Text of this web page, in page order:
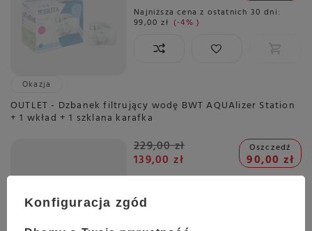
Najniższa cena z ostatnich 30 dni:
99,00 zł -4%
Okazja
OUTLET - Dzbanek filtrujący wodę BWT AQUAlizer Station
+ 1 wkład + 1 szklana karafka
229,00 zł
139,00 zł
Oszczedź
90,00 zł
Najniższa cena z ostatnich 30 dni:
Konfiguracja zgód